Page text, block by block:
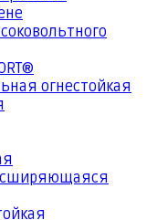
огнестойкая